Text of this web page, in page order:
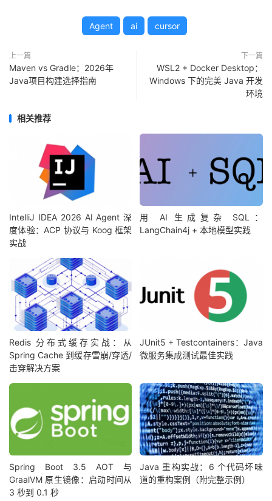
Agent ai cursor
上一篇
Maven vs Gradle：2026年
Java项目构建选择指南
下一篇
WSL2 + Docker Desktop：
Windows 下的完美 Java 开发
环境
相关推荐
IntelliJ IDEA 2026 AI Agent 深
度体验：ACP 协议与 Koog 框架
实战
用 AI 生成复杂 SQL：
LangChain4j + 本地模型实践
Redis 分布式缓存实战：从
Spring Cache 到缓存雪崩/穿透/
击穿解决方案
JUnit5 + Testcontainers：Java
微服务集成测试最佳实践
Spring Boot 3.5 AOT 与
GraalVM 原生镜像：启动时间从
3 秒到 0.1 秒
Java 重构实战：6 个代码坏味
道的重构案例（附完整示例）